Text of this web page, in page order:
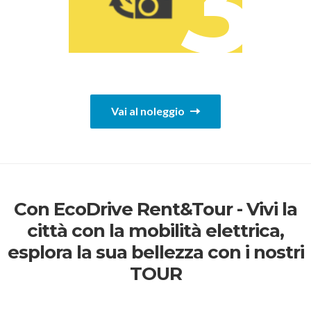
Vai al noleggio
Con EcoDrive Rent&Tour - Vivi la
città con la mobilità elettrica,
esplora la sua bellezza con i nostri
TOUR